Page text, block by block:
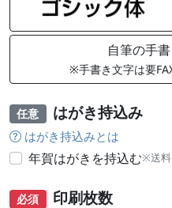
自筆の手
※手書き文字は要
任意 はがき持込み
はがき持込みとは
年賀はがきを持込む※送料
必須 印刷枚数